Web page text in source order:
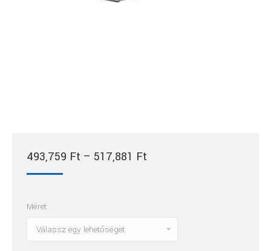
493,759 Ft – 517,881 Ft
Méret